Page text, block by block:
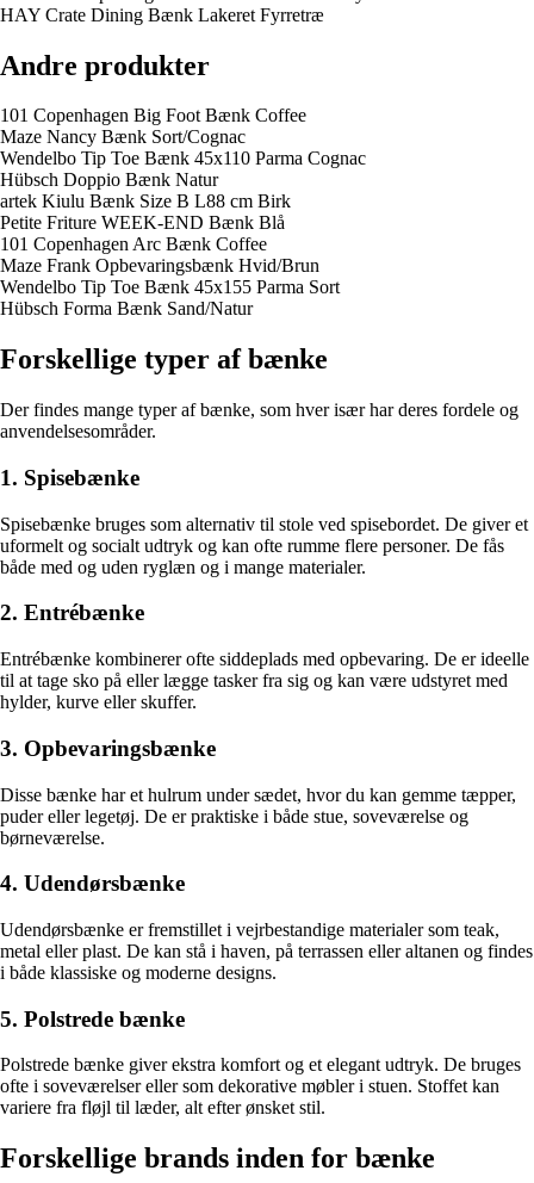
HAY Crate Dining Bænk Lakeret Fyrretræ
Andre produkter
101 Copenhagen Big Foot Bænk Coffee
Maze Nancy Bænk Sort/Cognac
Wendelbo Tip Toe Bænk 45x110 Parma Cognac
Hübsch Doppio Bænk Natur
artek Kiulu Bænk Size B L88 cm Birk
Petite Friture WEEK-END Bænk Blå
101 Copenhagen Arc Bænk Coffee
Maze Frank Opbevaringsbænk Hvid/Brun
Wendelbo Tip Toe Bænk 45x155 Parma Sort
Hübsch Forma Bænk Sand/Natur
Forskellige typer af bænke
Der findes mange typer af bænke, som hver især har deres fordele og
anvendelsesområder.
1. Spisebænke
Spisebænke bruges som alternativ til stole ved spisebordet. De giver et
uformelt og socialt udtryk og kan ofte rumme flere personer. De fås
både med og uden ryglæn og i mange materialer.
2. Entrébænke
Entrébænke kombinerer ofte siddeplads med opbevaring. De er ideelle
til at tage sko på eller lægge tasker fra sig og kan være udstyret med
hylder, kurve eller skuffer.
3. Opbevaringsbænke
Disse bænke har et hulrum under sædet, hvor du kan gemme tæpper,
puder eller legetøj. De er praktiske i både stue, soveværelse og
børneværelse.
4. Udendørsbænke
Udendørsbænke er fremstillet i vejrbestandige materialer som teak,
metal eller plast. De kan stå i haven, på terrassen eller altanen og findes
i både klassiske og moderne designs.
5. Polstrede bænke
Polstrede bænke giver ekstra komfort og et elegant udtryk. De bruges
ofte i soveværelser eller som dekorative møbler i stuen. Stoffet kan
variere fra fløjl til læder, alt efter ønsket stil.
Forskellige brands inden for bænke